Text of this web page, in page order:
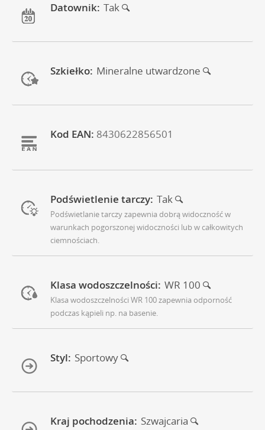
Datownik: Tak
Szkiełko: Mineralne utwardzone
Kod EAN: 8430622856501
Podświetlenie tarczy: Tak
Podświetlanie tarczy zapewnia dobrą widoczność w
warunkach pogorszonej widoczności lub w całkowitych
ciemnościach.
Klasa wodoszczelności: WR 100
Klasa wodoszczelności WR 100 zapewnia odporność
podczas kąpieli np. na basenie.
Styl: Sportowy
Kraj pochodzenia: Szwajcaria